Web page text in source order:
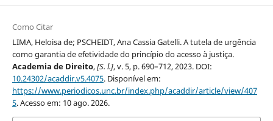
Como Citar
LIMA, Heloisa de; PSCHEIDT, Ana Cassia Gatelli. A tutela de urgência
como garantia de efetividade do princípio do acesso à justiça.
Academia de Direito,[S. l.], v. 5, p. 690–712, 2023. DOI:
10.24302/acaddir.v5.4075. Disponível em:
https://www.periodicos.unc.br/index.php/acaddir/article/view/407
5. Acesso em: 10 ago. 2026.